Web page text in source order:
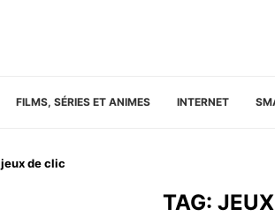
FILMS, SÉRIES ET ANIMES INTERNET
jeux de clic
TAG: